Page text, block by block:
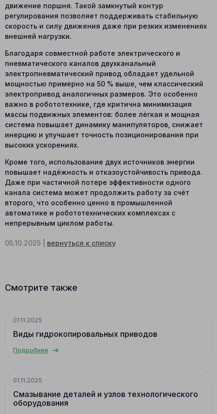
движение поршня. Такой замкнутый контур
регулирования позволяет поддерживать стабильную
скорость и силу движения даже при резких изменениях
внешней нагрузки.
Благодаря совместной работе электрического и
пневматического каналов двухканальный
электропневматический привод обладает удельной
мощностью примерно на 50 % выше, чем классический
электропривод аналогичных размеров. Это особенно
важно в робототехнике, где критична минимизация
массы подвижных элементов: более лёгкая и мощная
система повышает динамику манипуляторов, снижает
инерцию и улучшает точность позиционирования при
высоких ускорениях.
Кроме того, использование двух источников энергии
повышает надёжность и отказоустойчивость привода.
Даже при частичной потере эффективности одного
канала система может продолжить работу за счёт
второго, что особенно ценно в промышленной
автоматике и робототехнических комплексах с
непрерывным циклом работы.
05.10.2025 | вернуться к списку
Смотрите также
01.11.2025
Виды гидрокопировальных приводов
Подробнее
01.11.2025
Смазывание деталей и узлов технологического
оборудования